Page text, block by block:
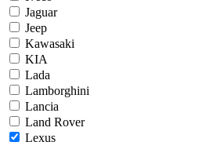
Jaguar
Jeep
Kawasaki
KIA
Lada
Lamborghini
Lancia
Land Rover
Lexus